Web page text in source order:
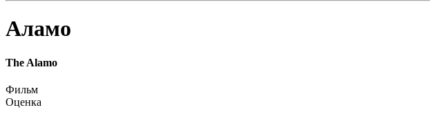
Аламо
The Alamo
Фильм
Оценка